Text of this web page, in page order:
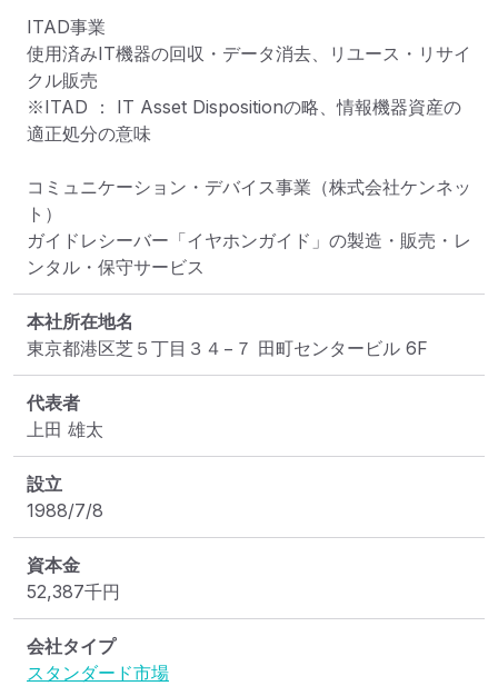
ITAD事業
使用済みIT機器の回収・データ消去、リユース・リサイ
クル販売
※ITAD ： IT Asset Dispositionの略、情報機器資産の
適正処分の意味
コミュニケーション・デバイス事業（株式会社ケンネッ
ト）
ガイドレシーバー「イヤホンガイド」の製造・販売・レ
ンタル・保守サービス
本社所在地名
東京都港区芝５丁目３４−７ 田町センタービル 6F
代表者
上田 雄太
設立
1988/7/8
資本金
52,387千円
会社タイプ
スタンダード市場